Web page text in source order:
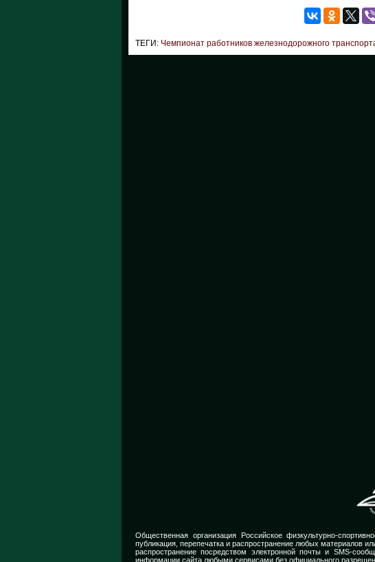
ТЕГИ: Чемпионат работников железнодорожного
Общественная организация Российское физкультурно-
публикация, перепечатка и распространение любых материалов
распространение посредством электронной почты и SMS-
информации сайта любыми сервисами без официального